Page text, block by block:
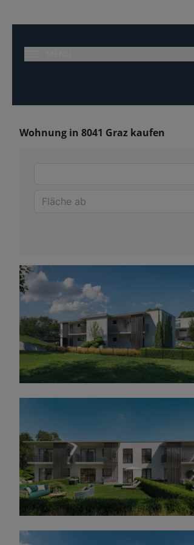
Wohnung in 8041 Graz kaufen